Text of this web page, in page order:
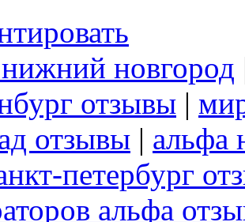
новгород
отзывы |
отзывы | альфа
петербург
альфа